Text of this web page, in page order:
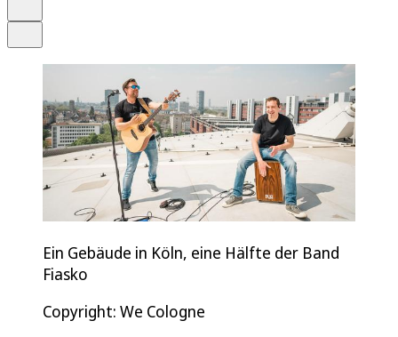
Ein Gebäude in Köln, eine Hälfte der Band
Fiasko
Copyright: We Cologne